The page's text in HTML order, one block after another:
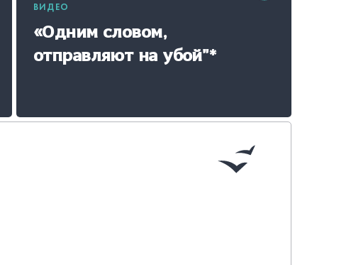
ВИДЕО
«Одним словом,
отправляют на убой"*